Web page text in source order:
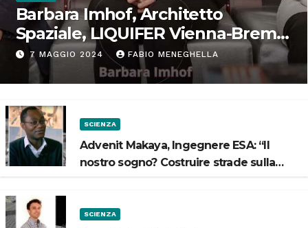
Barbara Imhof, Architetto
Spaziale, LIQUIFER Vienna-Brema:
“Progettiamo habitat per lo
Spazio”
7 MAGGIO 2024 FABIO MENEGHELLA
SCIENZA
Advenit Makaya, Ingegnere ESA: “Il
nostro sogno? Costruire strade sulla
SCIENZA